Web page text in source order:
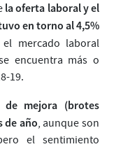
la oferta laboral y el
en torno al 4,5%
mercado laboral
encuentra más o
19.
de mejora (brotes
de año, aunque son
el sentimiento